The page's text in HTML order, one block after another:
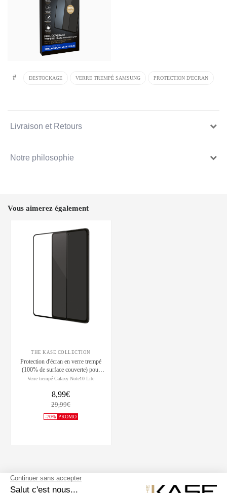
# DESTOCKAGE VERRE TREMPÉ SAMSUNG PROTECTION D'ECRAN
Livraison et Retours
Notre philosophie
Vous aimerez également
THE KASE COLLECTION
Protection d'écran en verre trempé
(100% de surface couverte) pour
Samsung Galaxy Note10 Lite, Noir
Verre trempé Galaxy Note10 Lite
8,99€
29,99€
-70% PROMO